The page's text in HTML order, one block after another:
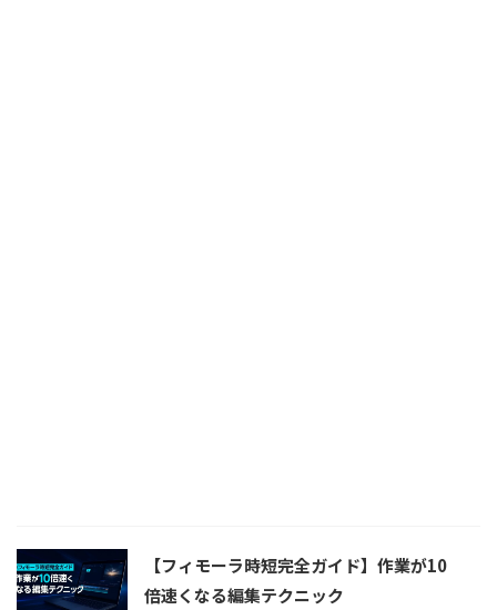
【フィモーラ時短完全ガイド】作業が10
倍速くなる編集テクニック